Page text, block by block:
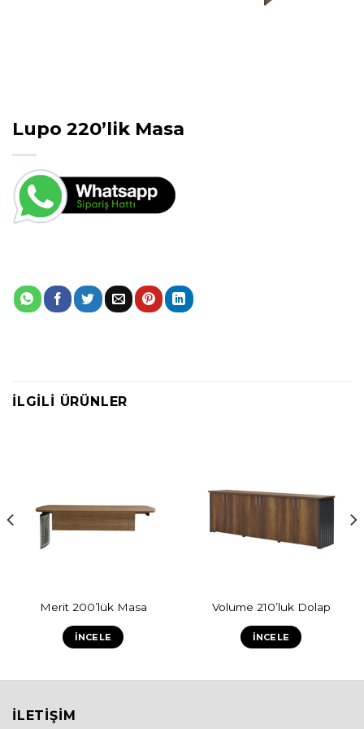
Lupo 220’lik Masa
İLGILI ÜRÜNLER
Merit 200’lük Masa
İNCELE
Volume 210’luk Dolap
İNCELE
İLETIŞIM